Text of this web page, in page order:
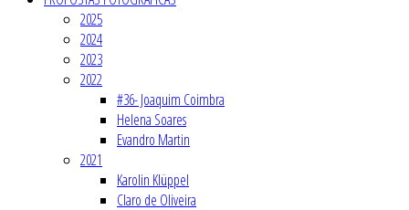
2025
2024
2023
2022
#36- Joaquim Coimbra
Helena Soares
Evandro Martin
2021
Karolin Klüppel
Claro de Oliveira